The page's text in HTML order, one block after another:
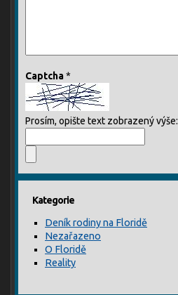
Captcha*
Prosím, opište text zobrazený výše:
Kategorie
Deník rodiny na Floridě
Nezařazeno
O Floridě
Reality